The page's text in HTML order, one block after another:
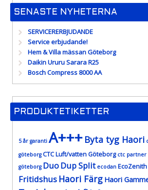
SENASTE NYHETERNA
SERVICERERBJUDANDE
Service erbjudande!
Hem & Villa mässan Göteborg
Daikin Ururu Sarara R25
Bosch Compress 8000 AA
PRODUKTETIKETTER
5 år garanti A+++ Byta tyg Haori
göteborg CTC Luft/vatten Göteborg ctc partner
göteborg DuoDup Split ecodan EcoZenith
Fritidshus Haori Färg Haori